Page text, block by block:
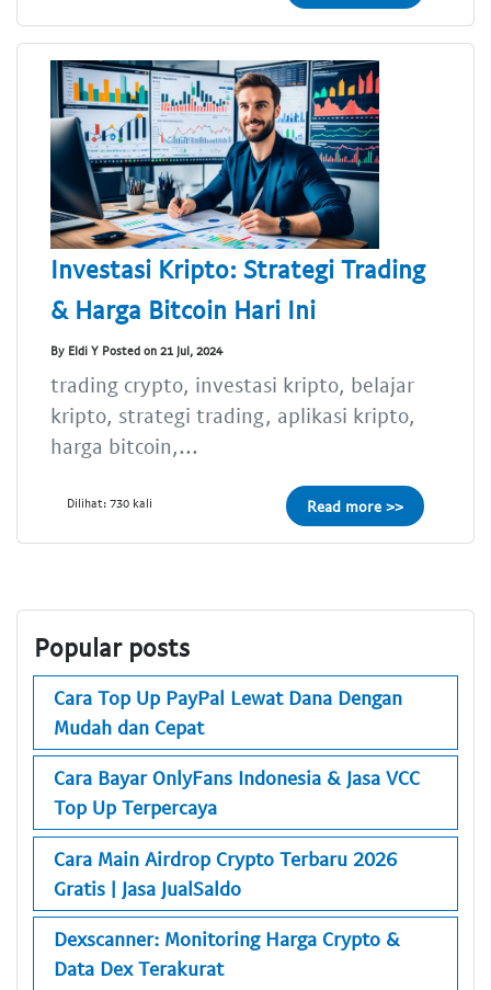
Investasi Kripto: Strategi Trading
& Harga Bitcoin Hari Ini
By Eldi Y Posted on 21 Jul, 2024
trading crypto, investasi kripto, belajar
kripto, strategi trading, aplikasi kripto,
harga bitcoin,...
Dilihat: 730 kali Read more >>
Popular posts
Cara Top Up PayPal Lewat Dana Dengan
Mudah dan Cepat
Cara Bayar OnlyFans Indonesia & Jasa VCC
Top Up Terpercaya
Cara Main Airdrop Crypto Terbaru 2026
Gratis | Jasa JualSaldo
Dexscanner: Monitoring Harga Crypto &
Data Dex Terakurat